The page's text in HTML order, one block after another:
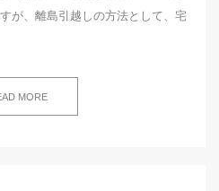
が、離島引越しの方法として、宅
MORE